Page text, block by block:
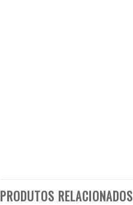
PRODUTOS RELACIONADOS